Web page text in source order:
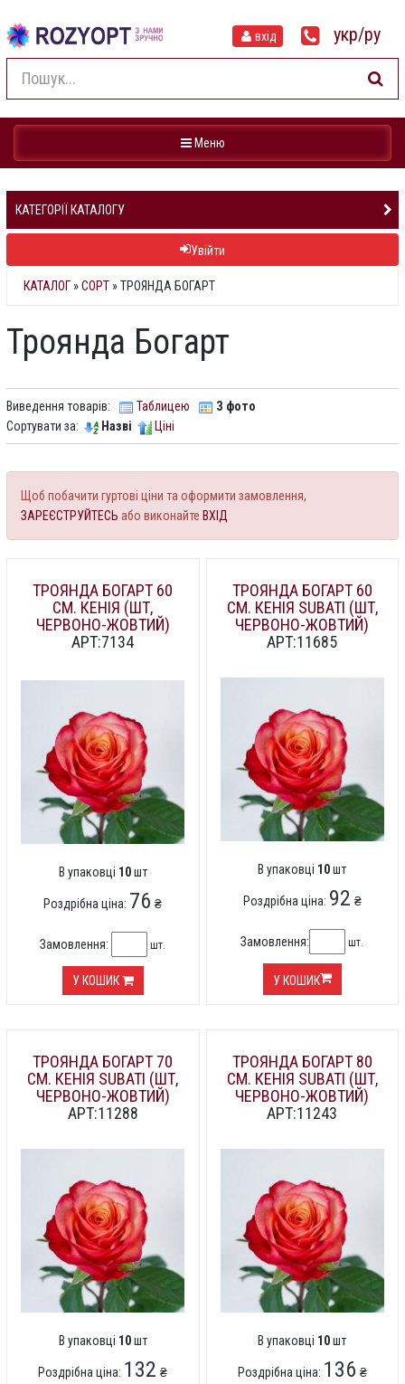
вхід укр/ру
Навігація
Меню
КАТЕГОРІЇ КАТАЛОГУ
Увійти
КАТАЛОГ »СОРТ » ТРОЯНДА БОГАРТ
Троянда Богарт
Виведення товарів: Таблицею
З фото
Сортувати за:
Назві Ціні
Щоб побачити гуртові ціни та оформити замовлення,
ЗАРЕЄСТРУЙТЕСЬ або виконайте ВХІД
ТРОЯНДА БОГАРТ 60
СМ. КЕНІЯ (ШТ,
ЧЕРВОНО-ЖОВТИЙ)
АРТ:7134
В упаковці 10шт
Роздрібна ціна: 76 ₴
Замовлення: шт.
У КОШИК
ТРОЯНДА БОГАРТ 60
СМ. КЕНІЯ SUBATI (ШТ,
ЧЕРВОНО-ЖОВТИЙ)
АРТ:11685
В упаковці 10шт
Роздрібна ціна: 92 ₴
Замовлення: шт.
У КОШИК
ТРОЯНДА БОГАРТ 70
СМ. КЕНІЯ SUBATI (ШТ,
ЧЕРВОНО-ЖОВТИЙ)
АРТ:11288
В упаковці 10шт
Роздрібна ціна: 132 ₴
ТРОЯНДА БОГАРТ 80
СМ. КЕНІЯ SUBATI (ШТ,
ЧЕРВОНО-ЖОВТИЙ)
АРТ:11243
В упаковці 10шт
Роздрібна ціна: 136 ₴